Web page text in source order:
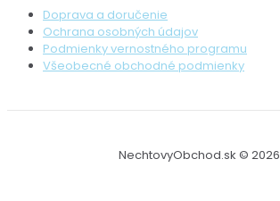
Doprava a doručenie
Ochrana osobných údajov
Podmienky vernostného programu
Všeobecné obchodné podmienky
NechtovyObchod.sk © 2026